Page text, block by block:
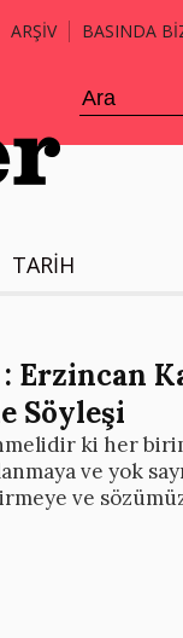
ARŞİV BASINDA
TARİH
Erzincan
Söyleşi
ki her
ve yok
ve